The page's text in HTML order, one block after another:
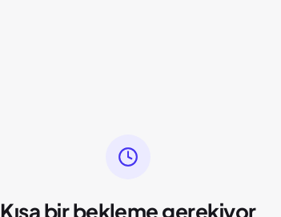
Kısa bir bekleme gerekiyor